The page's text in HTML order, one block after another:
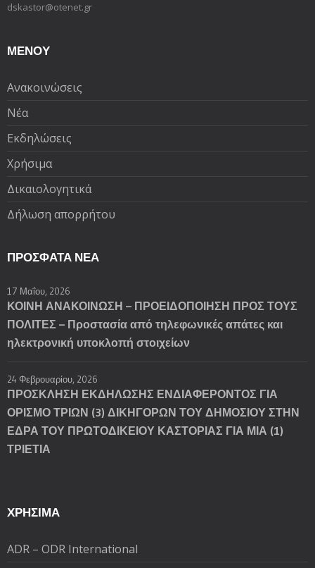
dskastor@otenet.gr
ΜΕΝΟΥ
Ανακοινώσεις
Νέα
Εκδηλώσεις
Χρήσιμα
Δικαιολογητικά
Δήλωση απορρήτου
ΠΡΌΣΦΑΤΑ ΝΈΑ
17 Μαΐου, 2026
ΚΟΙΝΗ ΑΝΑΚΟΙΝΩΣΗ – ΠΡΟΕΙΔΟΠΟΙΗΣΗ ΠΡΟΣ ΤΟΥΣ
ΠΟΛΙΤΕΣ – Προστασία από τηλεφωνικές απάτες και
ηλεκτρονική υποκλοπή στοιχείων
24 Φεβρουαρίου, 2026
ΠΡΟΣΚΛΗΣΗ ΕΚΔΗΛΩΣΗΣ ΕΝΔΙΑΦΕΡΟΝΤΟΣ ΓΙΑ
ΟΡΙΣΜΟ ΤΡΙΩΝ (3) ΔΙΚΗΓΟΡΩΝ ΤΟΥ ΔΗΜΟΣΙΟΥ ΣΤΗΝ
ΕΔΡΑ ΤΟΥ ΠΡΩΤΟΔΙΚΕΙΟΥ ΚΑΣΤΟΡΙΑΣ ΓΙΑ ΜΙΑ (1)
ΤΡΙΕΤΙΑ
ΧΡΗΣΙΜΑ
ADR – ODR International